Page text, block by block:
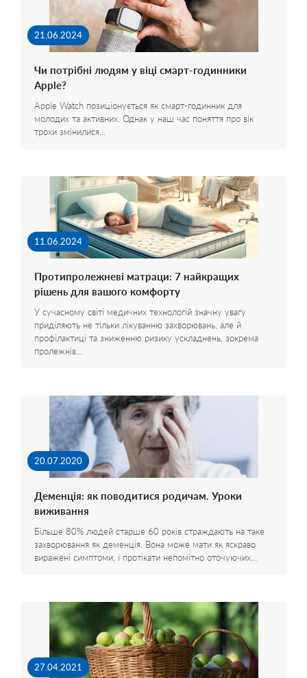
21.06.2024
Чи потрібні людям у віці смарт-годинники
Apple?
Apple Watch позиціонується як смарт-годинник для
молодих та активних. Однак у наш час поняття про вік
трохи змінилися…
11.06.2024
Протипролежневі матраци: 7 найкращих
рішень для вашого комфорту
У сучасному світі медичних технологій значну увагу
приділяють не тільки лікуванню захворювань, але й
профілактиці та зниженню ризику ускладнень, зокрема
пролежнів…
20.07.2020
Деменція: як поводитися родичам. Уроки
виживання
Більше 80% людей старше 60 років страждають на таке
захворювання як деменція. Вона може мати як яскраво
виражені симптоми, і протікати непомітно оточуючих…
27.04.2021